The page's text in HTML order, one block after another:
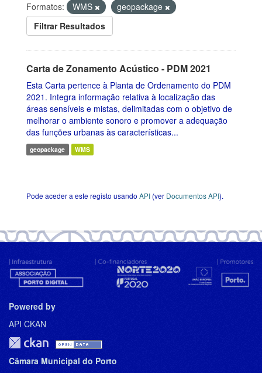
Formatos:
WMS
geopackage
Filtrar Resultados
Carta de Zonamento Acústico - PDM 2021
Esta Carta pertence à Planta de Ordenamento do PDM
2021. Integra informação relativa à localização das
áreas sensíveis e mistas, delimitadas com o objetivo de
melhorar o ambiente sonoro e promover a adequação
das funções urbanas às características...
geopackage WMS
Pode aceder a este registo usando API(ver Documentos API).
Powered by
API CKAN
Câmara Municipal do Porto